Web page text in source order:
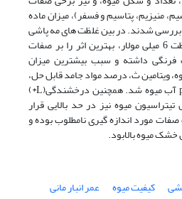
منیزیم، پتاسیم و فسفر)، میزان ماده
شدند. در بین غلظت های مه پاشی
شده سالیسیلیک اسید، غلظت 6 میلی مولار، بهترین اثر را بر صفات
داشته و سبب بیشترین میزان
ویتامین ث، درصد مواد جامد قابل حل،
میزان قرمزی (a*) میوه و pH آب میوه شد. همچنین درخشندگی(L*)
میوه نیز در حد بالایی قرار
مورد اندازه گیری نامطلوب بوده و
خشک میوه بالابود.
کیفیت میوه
عمر انبار مانی